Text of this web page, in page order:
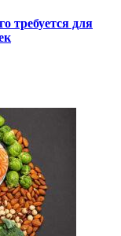
требуется для